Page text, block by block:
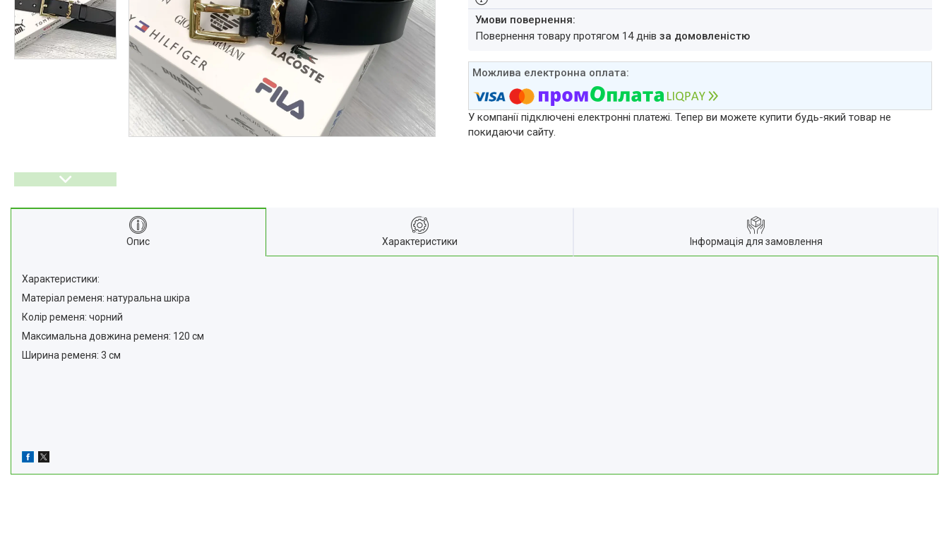
повернення товару протягом 14 днів за домовленістю
У компанії підключені електронні платежі. Тепер ви можете купити будь-який товар не
покидаючи сайту.
Опис Характеристики Інформація для замовлення
Характеристики:
Матеріал ременя: натуральна шкіра
Колір ременя: чорний
Максимальна довжина ременя: 120 см
Ширина ременя: 3 см